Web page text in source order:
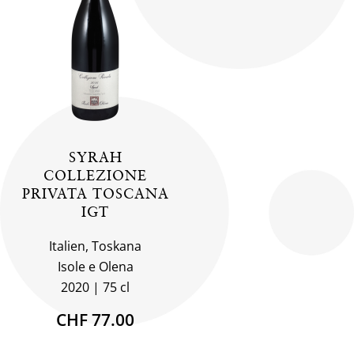
SYRAH
COLLEZIONE
PRIVATA TOSCANA
IGT
Italien, Toskana
Isole e Olena
2020
75 cl
CHF 77.00